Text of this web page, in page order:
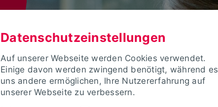
Datenschutzeinstellungen
Auf unserer Webseite werden Cookies verwendet.
Einige davon werden zwingend benötigt, während es
uns andere ermöglichen, Ihre Nutzererfahrung auf
unserer Webseite zu verbessern.